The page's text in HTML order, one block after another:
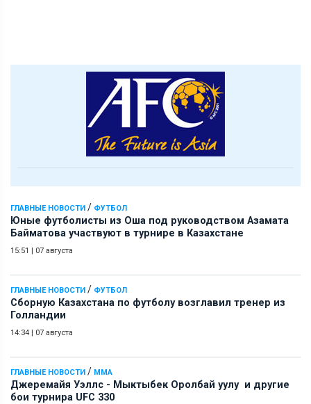
ГЛАВНЫЕ НОВОСТИ / ФУТБОЛ
Юные футболисты из Оша под руководством Азамата
Байматова участвуют в турнире в Казахстане
15:51 | 07 августа
ГЛАВНЫЕ НОВОСТИ / ФУТБОЛ
Сборную Казахстана по футболу возглавил тренер из
Голландии
14:34 | 07 августа
ГЛАВНЫЕ НОВОСТИ / ММА
Джеремайя Уэллс - Мыктыбек Оролбай уулу и другие
бои турнира UFC 330